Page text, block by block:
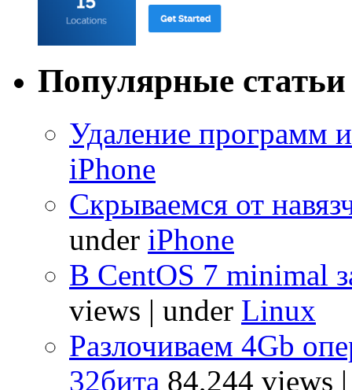
Популярные статьи
Удаление программ
iPhone
Скрываемся от
under iPhone
В CentOS 7 minimal
views | under Linux
Разлочиваем 4Gb
32бита 84,244 views